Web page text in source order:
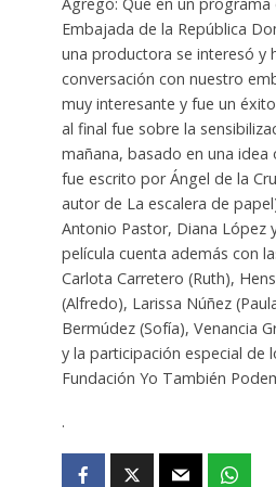
Embajada de la República
una productora se interesó y
conversación con nuestro
muy interesante y fue un
al final fue sobre la
mañana, basado en una idea
fue escrito por Ángel de la
autor de La escalera de
Antonio Pastor, Diana López
película cuenta además con
Carlota Carretero (Ruth),
(Alfredo), Larissa Núñez
Bermúdez (Sofía), Venancia
y la participación especial de
Fundación Yo También
.